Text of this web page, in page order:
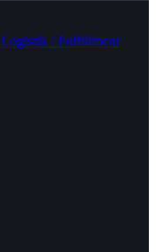
Logistik / Fulfillment